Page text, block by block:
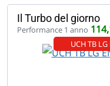
Il Turbo del giorno
Performance 1 anno
UCH TB